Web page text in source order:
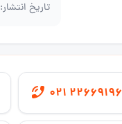
تاریخ انتشار:
021 22669196